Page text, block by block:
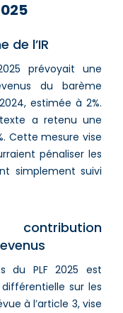
de l’IR
prévoyait une
du barème
estimée à 2%.
a retenu une
Cette mesure vise
pénaliser les
simplement suivi
contribution
du PLF 2025 est
sur les
à l’article 3, vise